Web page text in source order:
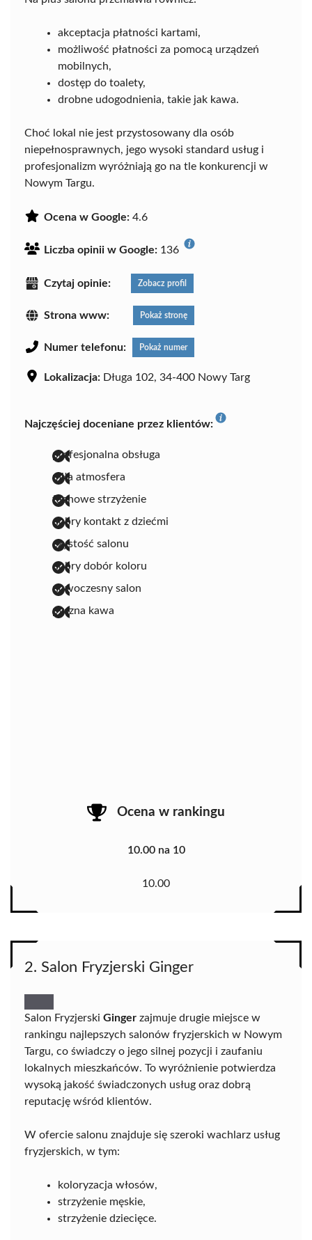
akceptacja płatności kartami,
możliwość płatności za pomocą urządzeń
mobilnych,
dostęp do toalety,
drobne udogodnienia, takie jak kawa.
Choć lokal nie jest przystosowany dla osób
niepełnosprawnych, jego wysoki standard usług i
profesjonalizm wyróżniają go na tle konkurencji w
Nowym Targu.
Ocena w Google: 4.6
Liczba opinii w Google: 136
Czytaj opinie: Zobacz profil
Strona www: Pokaż stronę
Numer telefonu: Pokaż numer
Lokalizacja: Długa 102, 34-400 Nowy Targ
Najczęściej doceniane przez klientów:
profesjonalna obsługa
miła atmosfera
fachowe strzyżenie
dobry kontakt z dziećmi
czystość salonu
dobry dobór koloru
nowoczesny salon
pyszna kawa
Ocena w rankingu
10.00 na 10
10.00
2. Salon Fryzjerski Ginger
Salon Fryzjerski Ginger zajmuje drugie miejsce w
rankingu najlepszych salonów fryzjerskich w Nowym
Targu, co świadczy o jego silnej pozycji i zaufaniu
lokalnych mieszkańców. To wyróżnienie potwierdza
wysoką jakość świadczonych usług oraz dobrą
reputację wśród klientów.
W ofercie salonu znajduje się szeroki wachlarz usług
fryzjerskich, w tym:
koloryzacja włosów,
strzyżenie męskie,
strzyżenie dziecięce.